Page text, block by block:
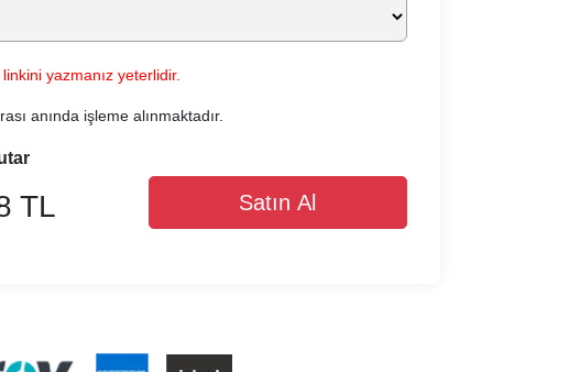
yazmanız yeterlidir.
anında işleme alınmaktadır.
TL Satın Al